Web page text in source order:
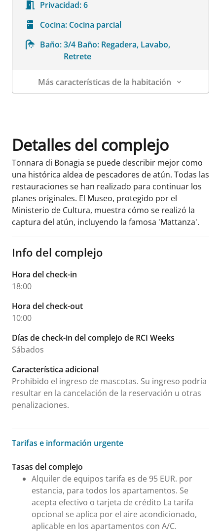
Privacidad:6
Cocina: Cocina parcial
Baño: 3/4 Baño: Regadera, Lavabo,
Retrete
Más características de la habitación
Detalles del complejo
Tonnara di Bonagia se puede describir mejor como
una histórica aldea de pescadores de atún. Todas las
restauraciones se han realizado para continuar los
planes originales. El Museo, protegido por el
Ministerio de Cultura, muestra cómo se realizó la
captura del atún, incluyendo la famosa 'Mattanza'.
Info del complejo
Hora del check-in
18:00
Hora del check-out
10:00
Días de check-in del complejo de RCI Weeks
Sábados
Característica adicional
Prohibido el ingreso de mascotas. Su ingreso podría
resultar en la cancelación de la reservación u otras
penalizaciones.
Tarifas e información urgente
Tarifas e información urgente
Tasas del complejo
Alquiler de equipos tarifa es de 95 EUR. por
estancia, para todos los apartamentos. Se
acepta efectivo o tarjeta de crédito La tarifa
opcional se aplica por el aire acondicionado,
aplicable en los apartamentos con A/C.